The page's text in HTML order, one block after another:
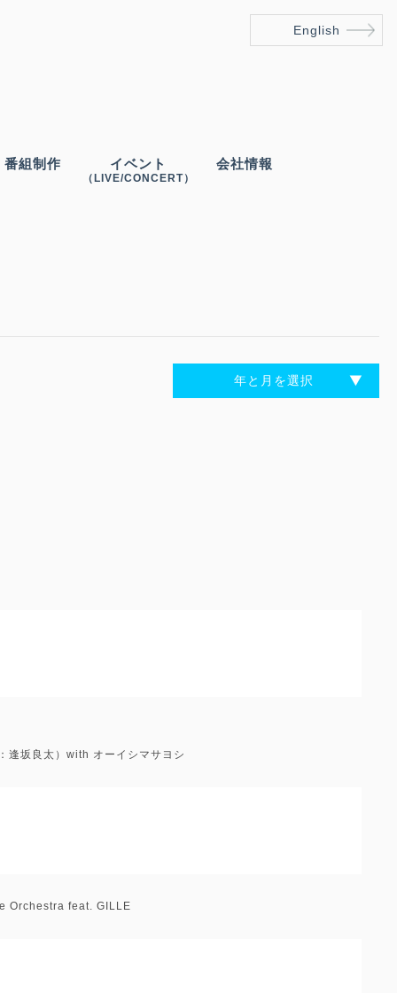
番組制作 イベント
（LIVE/CONCERT）
会社情報
English
年と月を選択
逢坂良太）with オーイシマサヨシ
Orchestra feat. GILLE